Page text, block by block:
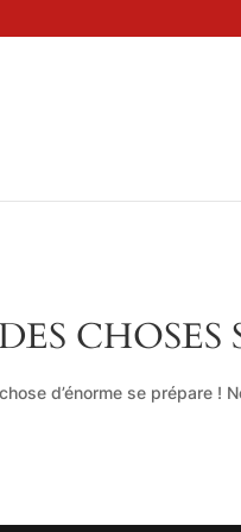
d’énorme se prépare !